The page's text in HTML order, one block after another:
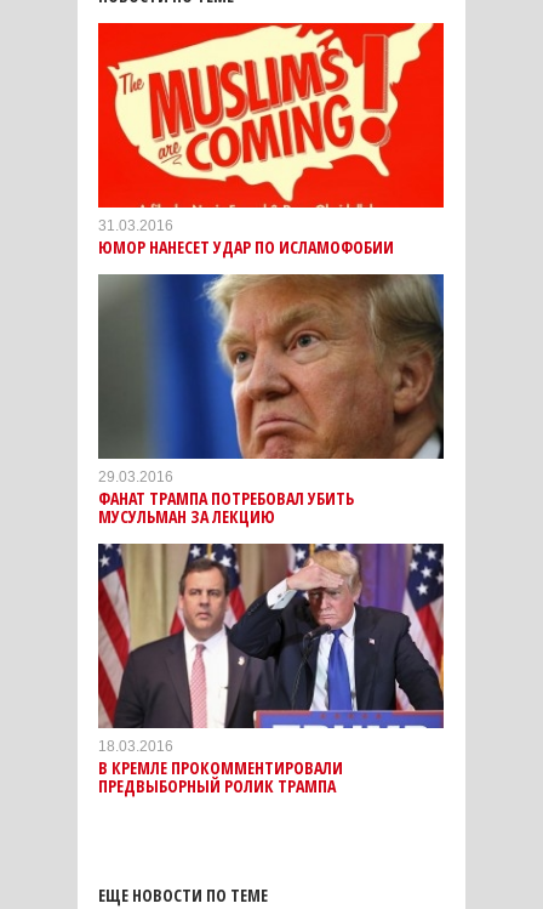
31.03.2016
ЮМОР НАНЕСЕТ УДАР ПО ИСЛАМОФОБИИ
29.03.2016
ФАНАТ ТРАМПА ПОТРЕБОВАЛ УБИТЬ
МУСУЛЬМАН ЗА ЛЕКЦИЮ
18.03.2016
В КРЕМЛЕ ПРОКОММЕНТИРОВАЛИ
ПРЕДВЫБОРНЫЙ РОЛИК ТРАМПА
ЕЩЕ НОВОСТИ ПО ТЕМЕ